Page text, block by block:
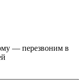
— перезвоним в